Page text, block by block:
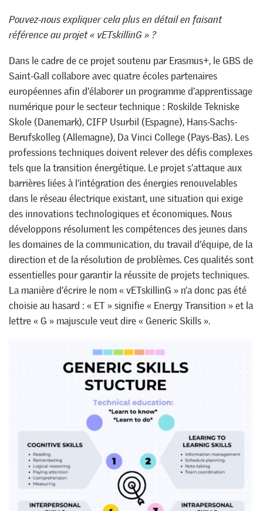
Pouvez-nous expliquer cela plus en détail en faisant
référence au projet « vETskillinG » ?
Dans le cadre de ce projet soutenu par Erasmus+, le GBS de
Saint-Gall collabore avec quatre écoles partenaires
européennes afin d’élaborer un programme d’apprentissage
numérique pour le secteur technique : Roskilde Tekniske
Skole (Danemark), CIFP Usurbil (Espagne), Hans-Sachs-
Berufskolleg (Allemagne), Da Vinci College (Pays-Bas). Les
professions techniques doivent relever des défis complexes
tels que la transition énergétique. Le projet s’attaque aux
barrières liées à l’intégration des énergies renouvelables
dans le réseau électrique existant, une situation qui exige
des innovations technologiques et économiques. Nous
développons résolument les compétences des jeunes dans
les domaines de la communication, du travail d’équipe, de la
direction et de la résolution de problèmes. Ces qualités sont
essentielles pour garantir la réussite de projets techniques.
La manière d’écrire le nom « vETskillinG » n’a donc pas été
choisie au hasard : « ET » signifie « Energy Transition » et la
lettre « G » majuscule veut dire « Generic Skills ».